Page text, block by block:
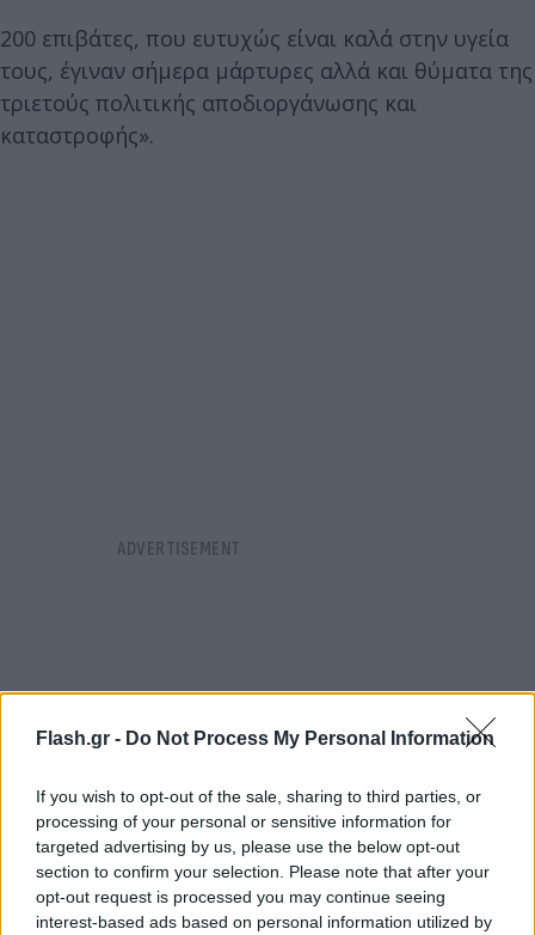
Flash.gr - Do Not Process My Personal Information
If you wish to opt-out of the sale, sharing to third parties, or
processing of your personal or sensitive information for
targeted advertising by us, please use the below opt-out
section to confirm your selection. Please note that after your
opt-out request is processed you may continue seeing
interest-based ads based on personal information utilized by
200 επιβάτες, που ευτυχώς είναι καλά στην υγεία
τους, έγιναν σήμερα μάρτυρες αλλά και θύματα της
τριετούς πολιτικής αποδιοργάνωσης και
καταστροφής».